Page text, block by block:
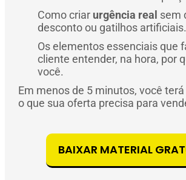
Como criar urgência real sem
desconto ou gatilhos artificiais.
Os elementos essenciais que
cliente entender, na hora, por
você.
Em menos de 5 minutos, você
o que sua oferta precisa para
BAIXAR MATERIAL